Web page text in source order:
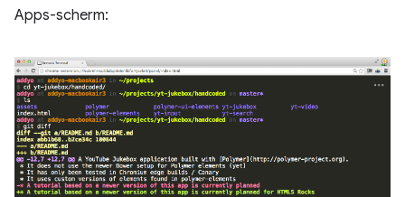
Apps-scherm: